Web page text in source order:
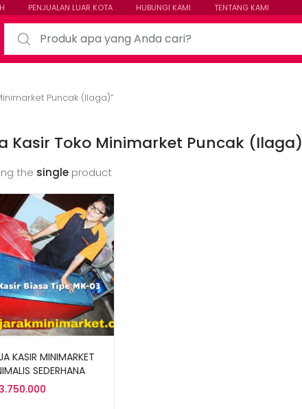
PENJUALAN LUAR KOTA HUBUNGI KAMI TENTANG KAMI
Search for:
Puncak (Ilaga)”
Kasir Toko Minimarket Puncak (Ilaga)
the single product
KASIR MINIMARKET
SEDERHANA
MK-03